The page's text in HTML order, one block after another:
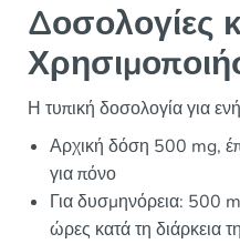
Δοσολογίες
Η τυπική δοσολογία για
Αρχική δόση 500 mg,
για πόνο
Για δυσμηνόρεια: 500
ώρες κατά τη διάρκεια